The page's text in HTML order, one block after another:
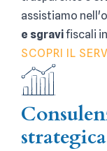
assistiamo
e sgravifiscali
SCOPRI IL
strategica